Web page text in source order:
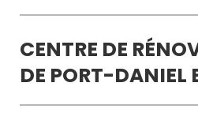
CENTRE DE
DE PORT-DANIEL